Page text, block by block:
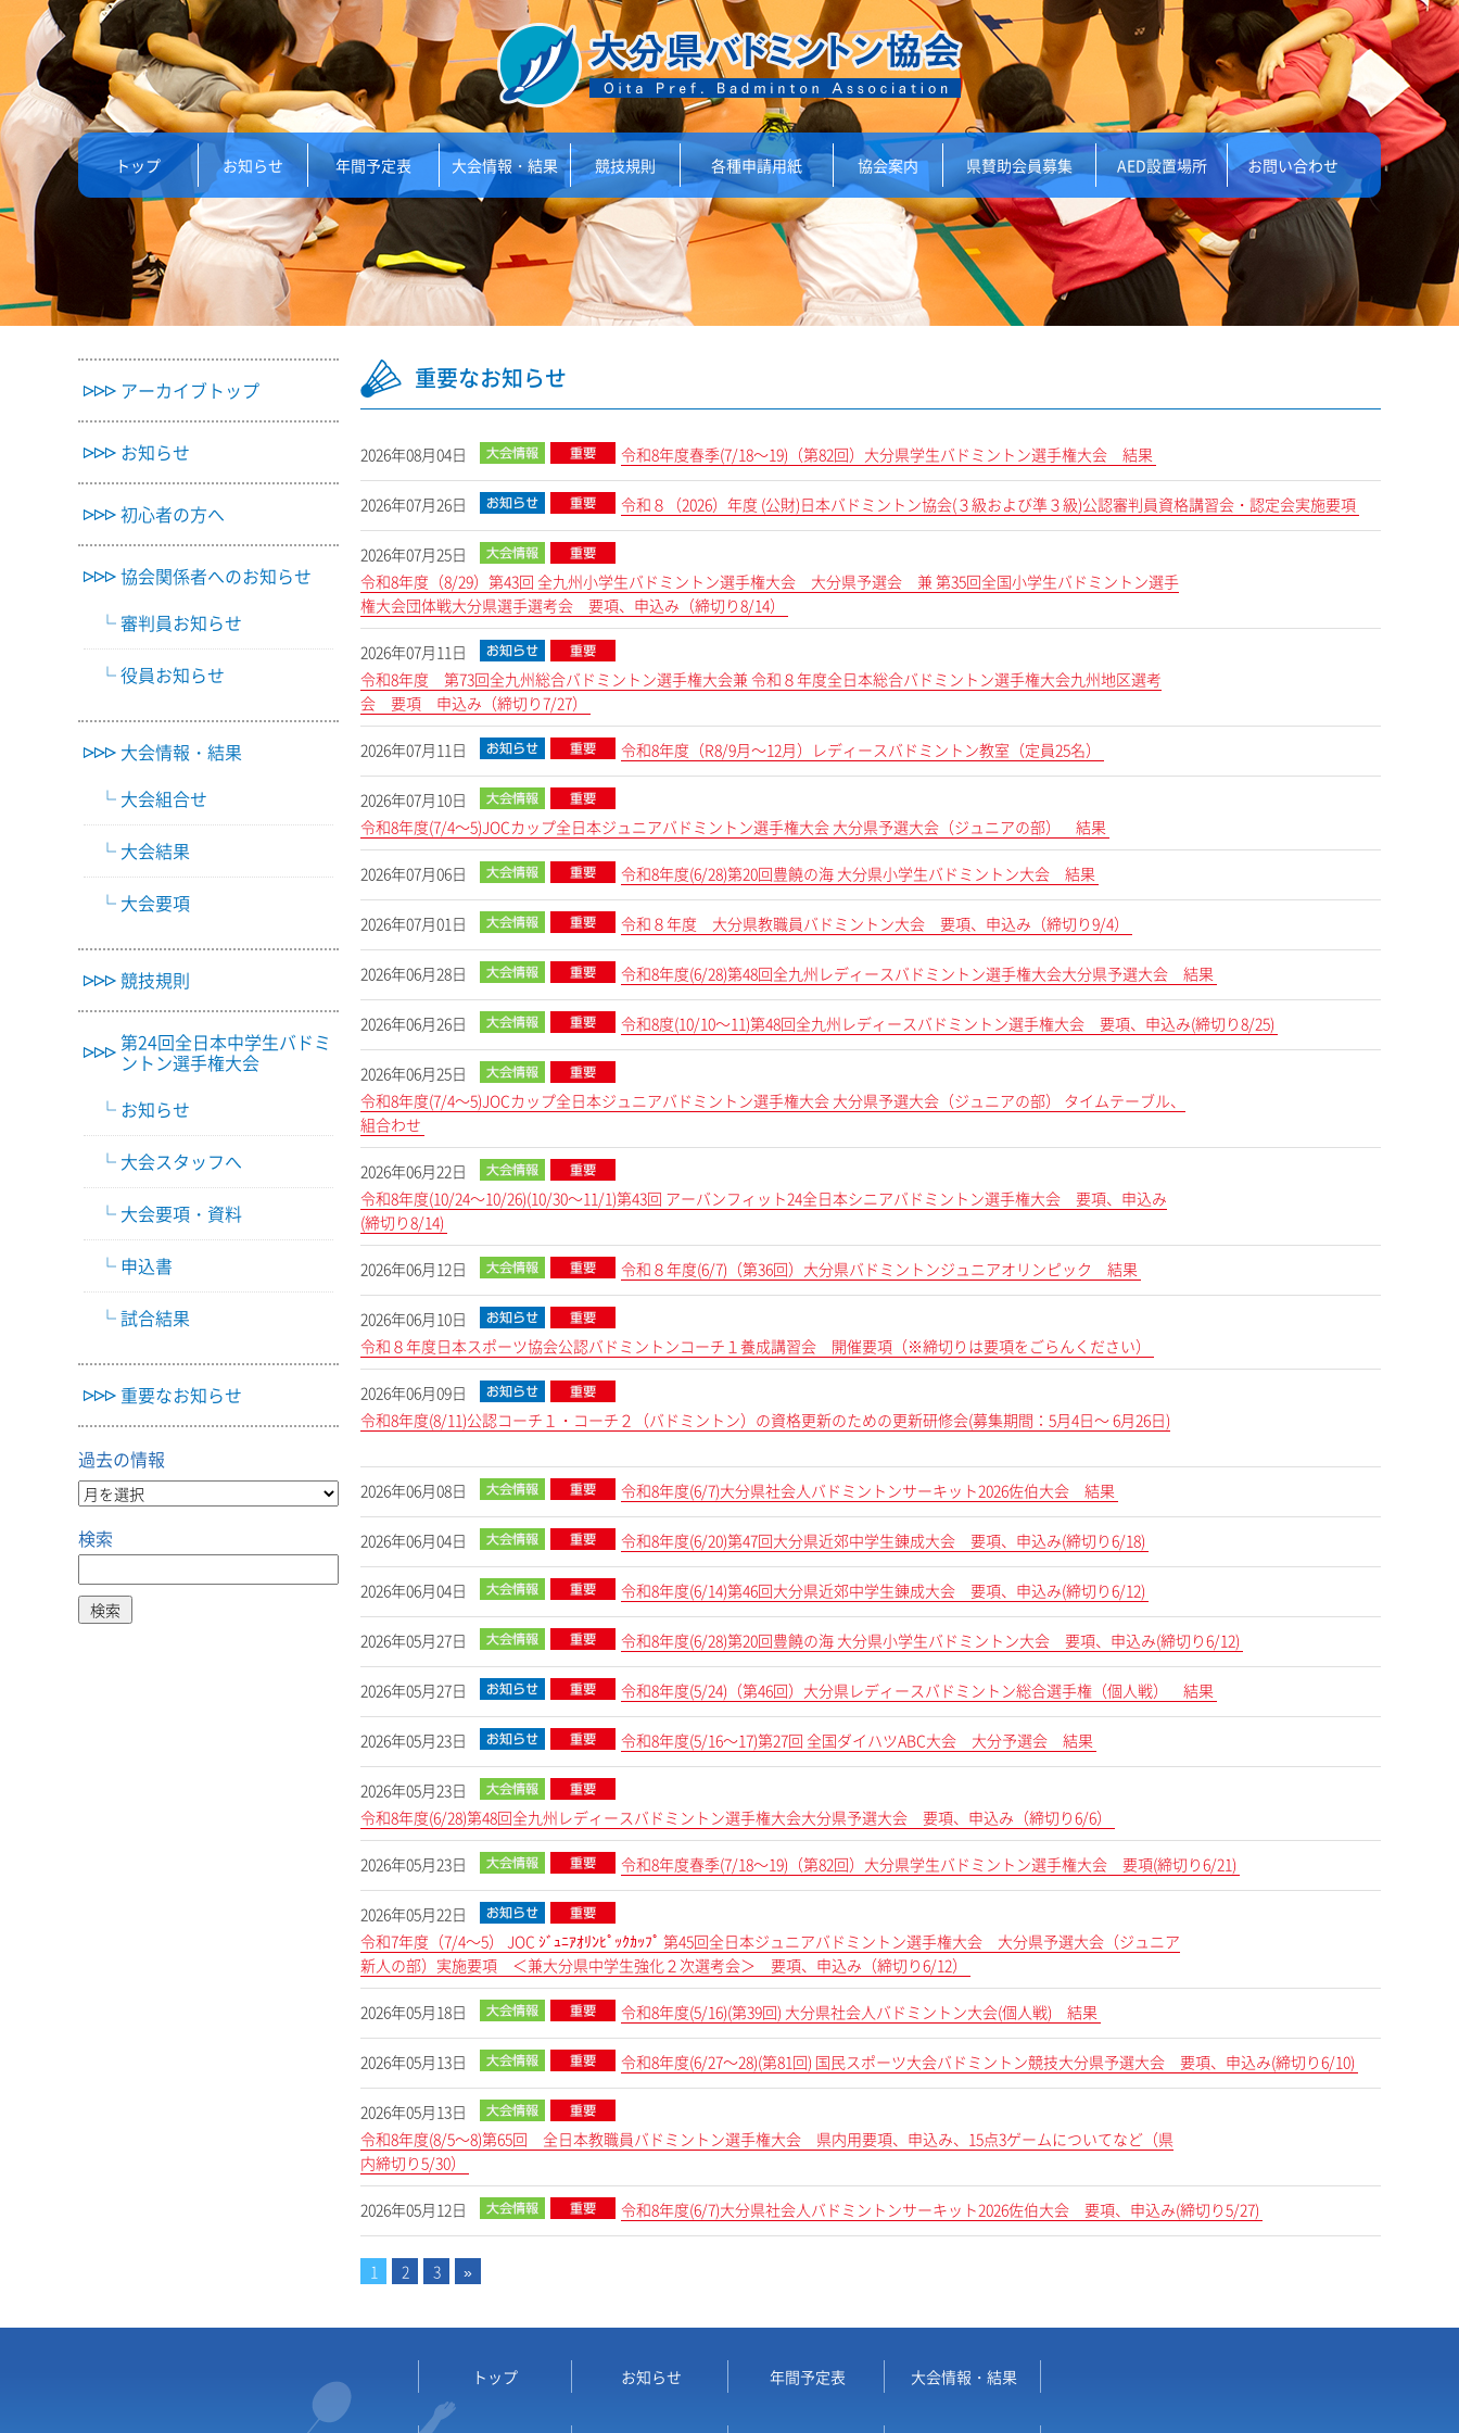
トップ お知らせ 年間予定表 大会情報・結果 競技規則 各種申請用紙 協会案内 県賛助会員募集 AED設置場所 お問い合わせ
アーカイブトップ
お知らせ
初心者の方へ
協会関係者へのお知らせ
審判員お知らせ
役員お知らせ
大会情報・結果
大会組合せ
大会結果
大会要項
競技規則
第24回全日本中学生バドミ
ントン選手権大会
お知らせ
大会スタッフへ
大会要項・資料
申込書
試合結果
重要なお知らせ
過去の情報
検索
重要なお知らせ
2026年08月04日 令和8年度春季(7/18～19)（第82回）大分県学生バドミントン選手権大会 結果
2026年07月26日 令和８（2026）年度 (公財)日本バドミントン協会(３級および準３級)公認審判員資格講習会・認定会実施要項
2026年07月25日
令和8年度（8/29）第43回 全九州小学生バドミントン選手権大会 大分県予選会 兼 第35回全国小学生バドミントン選手
権大会団体戦大分県選手選考会 要項、申込み（締切り8/14）
2026年07月11日
令和8年度 第73回全九州総合バドミントン選手権大会兼 令和８年度全日本総合バドミントン選手権大会九州地区選考
会 要項 申込み（締切り7/27）
2026年07月11日 令和8年度（R8/9月～12月）レディースバドミントン教室（定員25名）
2026年07月10日
令和8年度(7/4～5)JOCカップ全日本ジュニアバドミントン選手権大会 大分県予選大会（ジュニアの部） 結果
2026年07月06日 令和8年度(6/28)第20回豊饒の海 大分県小学生バドミントン大会 結果
2026年07月01日 令和８年度 大分県教職員バドミントン大会 要項、申込み（締切り9/4）
2026年06月28日 令和8年度(6/28)第48回全九州レディースバドミントン選手権大会大分県予選大会 結果
2026年06月26日 令和8度(10/10～11)第48回全九州レディースバドミントン選手権大会 要項、申込み(締切り8/25)
2026年06月25日
令和8年度(7/4～5)JOCカップ全日本ジュニアバドミントン選手権大会 大分県予選大会（ジュニアの部） タイムテーブル、
組合わせ
2026年06月22日
令和8年度(10/24～10/26)(10/30～11/1)第43回 アーバンフィット24全日本シニアバドミントン選手権大会 要項、申込み
(締切り8/14)
2026年06月12日 令和８年度(6/7)（第36回）大分県バドミントンジュニアオリンピック 結果
2026年06月10日
令和８年度日本スポーツ協会公認バドミントンコーチ１養成講習会 開催要項（※締切りは要項をごらんください）
2026年06月09日
令和8年度(8/11)公認コーチ１・コーチ２（バドミントン）の資格更新のための更新研修会(募集期間：5月4日～ 6月26日)
2026年06月08日 令和8年度(6/7)大分県社会人バドミントンサーキット2026佐伯大会 結果
2026年06月04日 令和8年度(6/20)第47回大分県近郊中学生錬成大会 要項、申込み(締切り6/18)
2026年06月04日 令和8年度(6/14)第46回大分県近郊中学生錬成大会 要項、申込み(締切り6/12)
2026年05月27日 令和8年度(6/28)第20回豊饒の海 大分県小学生バドミントン大会 要項、申込み(締切り6/12)
2026年05月27日 令和8年度(5/24)（第46回）大分県レディースバドミントン総合選手権（個人戦） 結果
2026年05月23日 令和8年度(5/16～17)第27回 全国ダイハツABC大会 大分予選会 結果
2026年05月23日
令和8年度(6/28)第48回全九州レディースバドミントン選手権大会大分県予選大会 要項、申込み（締切り6/6）
2026年05月23日 令和8年度春季(7/18～19)（第82回）大分県学生バドミントン選手権大会 要項(締切り6/21)
2026年05月22日
令和7年度（7/4～5） JOC ｼﾞｭﾆｱｵﾘﾝﾋﾟｯｸｶｯﾌﾟ 第45回全日本ジュニアバドミントン選手権大会 大分県予選大会（ジュニア
新人の部）実施要項 ＜兼大分県中学生強化２次選考会＞ 要項、申込み（締切り6/12）
2026年05月18日 令和8年度(5/16)(第39回) 大分県社会人バドミントン大会(個人戦) 結果
2026年05月13日 令和8年度(6/27～28)(第81回) 国民スポーツ大会バドミントン競技大分県予選大会 要項、申込み(締切り6/10)
2026年05月13日
令和8年度(8/5～8)第65回 全日本教職員バドミントン選手権大会 県内用要項、申込み、15点3ゲームについてなど（県
内締切り5/30）
2026年05月12日 令和8年度(6/7)大分県社会人バドミントンサーキット2026佐伯大会 要項、申込み(締切り5/27)
1 2 3 »
トップ お知らせ 年間予定表 大会情報・結果